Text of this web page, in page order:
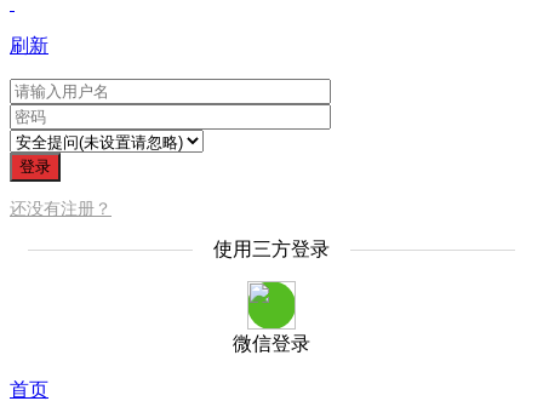
刷新
登录
还没有注册？
使用三方登录
微信登录
首页